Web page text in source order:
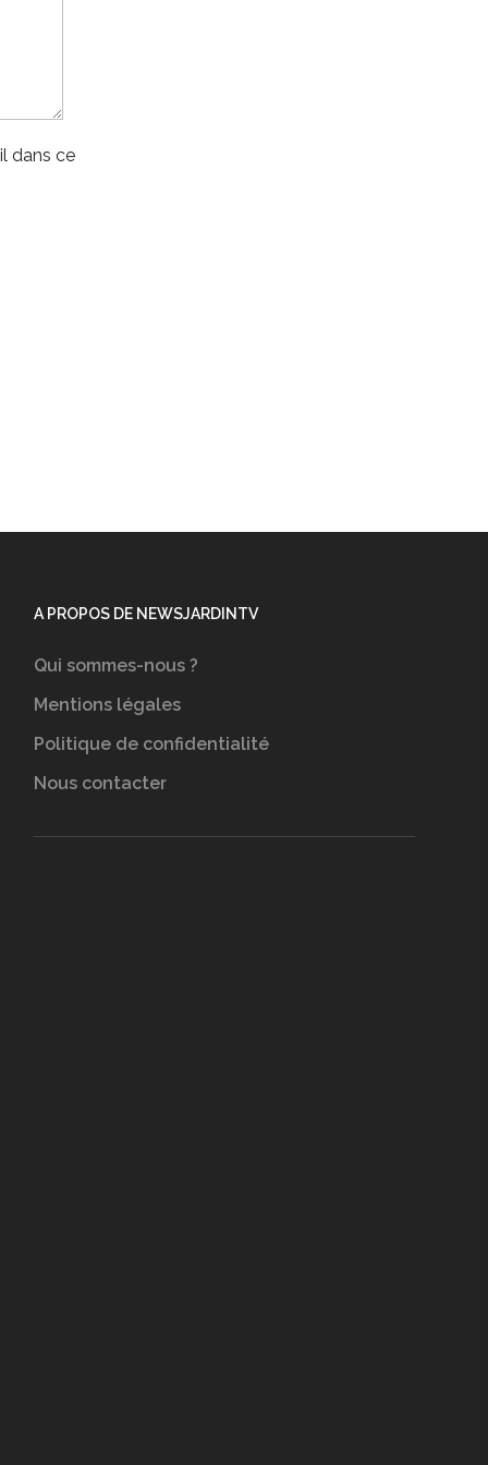
dans ce
A PROPOS DE NEWSJARDINTV
Qui sommes-nous ?
Mentions légales
Politique de confidentialité
Nous contacter